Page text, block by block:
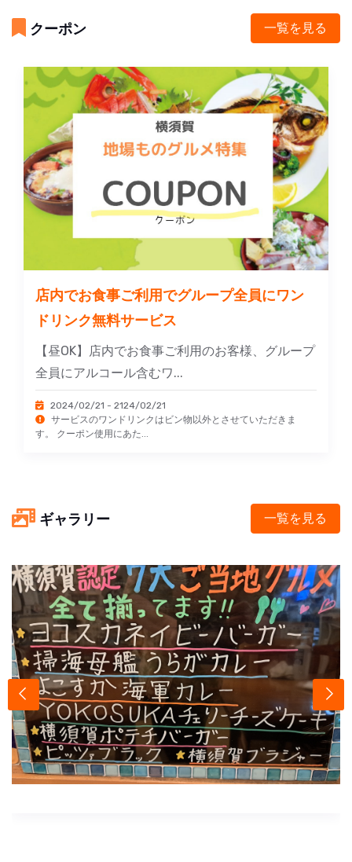
クーポン 一覧を見る
店内でお食事ご利用でグループ全員にワン
ドリンク無料サービス
【昼OK】店内でお食事ご利用のお客様、グループ
全員にアルコール含むワ...
2024/02/21 - 2124/02/21
サービスのワンドリンクはビン物以外とさせていただきま
す。 クーポン使用にあた...
ギャラリー 一覧を見る